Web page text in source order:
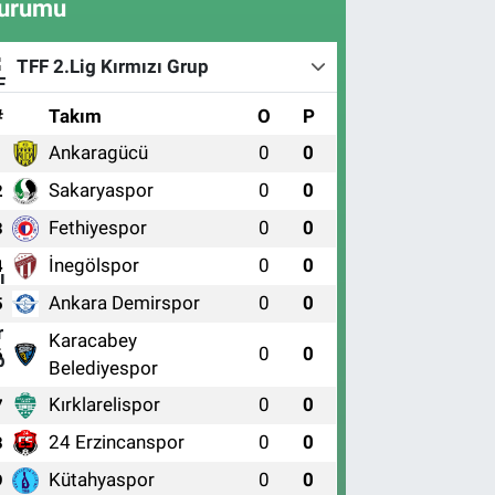
TFF 2.Lig Kırmızı Grup
Takım O P
Ankaragücü 0 0
Sakaryaspor 0 0
Fethiyespor 0 0
İnegölspor 0 0
Ankara Demirspor 0 0
Karacabey
Belediyespor
0 0
Kırklarelispor 0 0
24 Erzincanspor 0 0
Kütahyaspor 0 0